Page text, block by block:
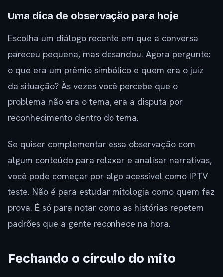
Uma dica de observação para hoje
Escolha um diálogo recente em que a conversa
pareceu pequena, mas desandou. Agora pergunte:
o que era um prêmio simbólico e quem era o juiz
da situação? Às vezes você percebe que o
problema não era o tema, era a disputa por
reconhecimento dentro do tema.
Se quiser complementar essa observação com
algum conteúdo para relaxar e analisar narrativas,
você pode começar por algo acessível como IPTV
teste. Não é para estudar mitologia como quem faz
prova. É só para notar como as histórias repetem
padrões que a gente reconhece na hora.
Fechando o círculo do mito